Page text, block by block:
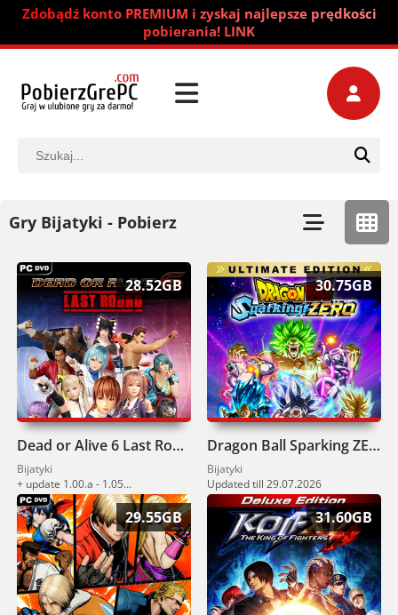
Zdobądź konto PREMIUM i zyskaj najlepsze prędkości
pobierania! LINK
Gry Bijatyki - Pobierz
28.52GB
Dead or Alive 6 Last Round Pobierz
Bijatyki
+ update 1.00.a - 1.05 (30.07.2026)
30.75GB
Dragon Ball Sparking ZERO Pobierz
Bijatyki
Updated till 29.07.2026
29.55GB 31.60GB